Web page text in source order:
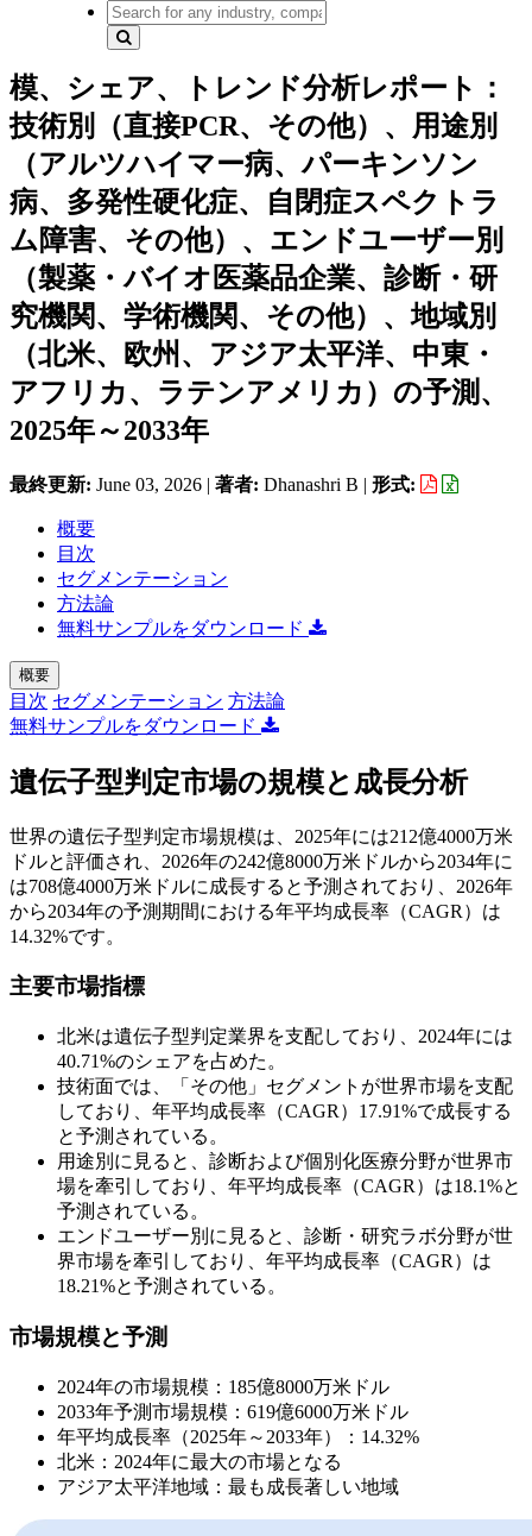
模、シェア、トレンド分析レポート：
技術別（直接PCR、その他）、用途別
（アルツハイマー病、パーキンソン
病、多発性硬化症、自閉症スペクトラ
ム障害、その他）、エンドユーザー別
（製薬・バイオ医薬品企業、診断・研
究機関、学術機関、その他）、地域別
（北米、欧州、アジア太平洋、中東・
アフリカ、ラテンアメリカ）の予測、
2025年～2033年
最終更新: June 03, 2026 | 著者: Dhanashri B | 形式:
概要
目次
セグメンテーション
方法論
無料サンプルをダウンロード
概要
目次 セグメンテーション 方法論
無料サンプルをダウンロード
遺伝子型判定市場の規模と成長分析
世界の遺伝子型判定市場規模は、2025年には212億4000万米
ドルと評価され、2026年の242億8000万米ドルから2034年に
は708億4000万米ドルに成長すると予測されており、2026年
から2034年の予測期間における年平均成長率（CAGR）は
14.32%です。
主要市場指標
北米は遺伝子型判定業界を支配しており、2024年には
40.71%のシェアを占めた。
技術面では、「その他」セグメントが世界市場を支配
しており、年平均成長率（CAGR）17.91%で成長する
と予測されている。
用途別に見ると、診断および個別化医療分野が世界市
場を牽引しており、年平均成長率（CAGR）は18.1%と
予測されている。
エンドユーザー別に見ると、診断・研究ラボ分野が世
界市場を牽引しており、年平均成長率（CAGR）は
18.21%と予測されている。
市場規模と予測
2024年の市場規模：185億8000万米ドル
2033年予測市場規模：619億6000万米ドル
年平均成長率（2025年～2033年）：14.32%
北米：2024年に最大の市場となる
アジア太平洋地域：最も成長著しい地域